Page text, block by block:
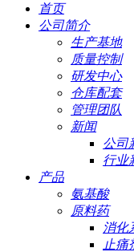
首页
公司简介
生产基地
质量控制
研发中心
仓库配套
管理团队
新闻
公司
行业
产品
氨基酸
原料药
消化
止痛